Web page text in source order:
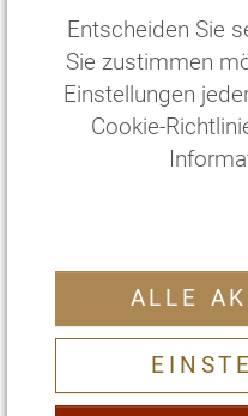
Entscheiden Sie
Sie zustimmen
Einstellungen
Cookie-
ALLE
EZ
2